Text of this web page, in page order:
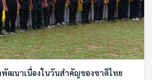
พัฒนาเนื่องในวันสำคัญของชาติไทย